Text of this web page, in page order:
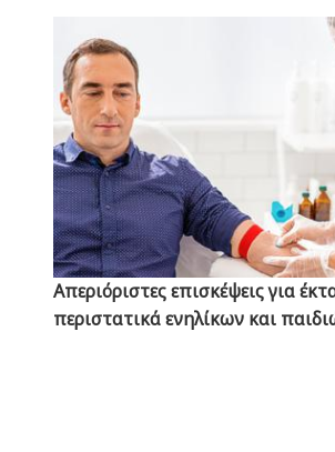
Απεριόριστες επισκέψεις για
περιστατικά ενηλίκων και